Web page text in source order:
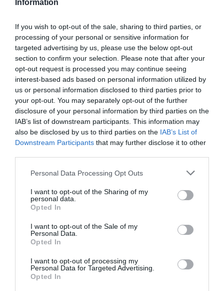
Information
If you wish to opt-out of the sale, sharing to third parties, or
processing of your personal or sensitive information for
targeted advertising by us, please use the below opt-out
section to confirm your selection. Please note that after your
opt-out request is processed you may continue seeing
interest-based ads based on personal information utilized by
us or personal information disclosed to third parties prior to
your opt-out. You may separately opt-out of the further
disclosure of your personal information by third parties on the
IAB’s list of downstream participants. This information may
also be disclosed by us to third parties on the IAB’s List of
Downstream Participants that may further disclose it to other
Personal Data Processing Opt Outs
I want to opt-out of the Sharing of my
personal data.
Opted In
I want to opt-out of the Sale of my
Personal Data.
Opted In
I want to opt-out of processing my
Personal Data for Targeted Advertising.
Opted In
przetężeniem, ochrona przed przepięciami,
Energy Efficient Ethernet, zapobieganie
podprądowe, zabezpieczenie
podnapięciowe
Zgodność z
normami:
IEEE 802.3, IEEE 802.3u, IEEE 802.1Q,
IEEE 802.3ab, IEEE 802.1p, IEEE 802.3af,
IEEE 802.3x, IEEE 802.3ad (LACP), IEEE
802.3at, IEEE 802.3az
Wskaźniki statusu: Zasilanie, status, link/activity
Rozszerzenie / połączenie
Interfejsy:
4 x 1000Base-T RJ-45 PoE+ - 30 W
1 x 1000Base-T RJ-45
Zasilanie
Zasilacz: Adapter mocy zewnętrznej
Wymagane
napięcie:
Różne
Zgodność z
normami:
Wymiary i waga
Szerokość: 19.3 cm